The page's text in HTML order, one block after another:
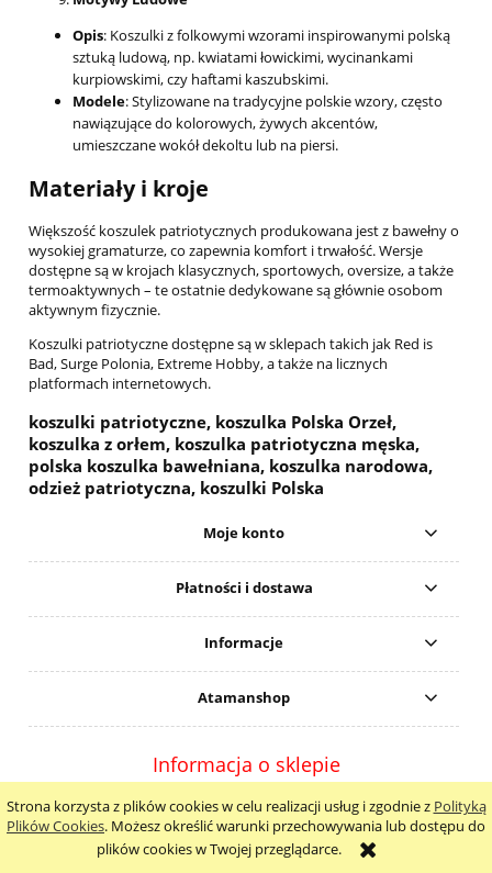
Strona korzysta z plików cookies w celu realizacji usług i zgodnie z Polityką
Plików Cookies. Możesz określić warunki przechowywania lub dostępu do
plików cookies w Twojej przeglądarce.
Opis: Koszulki z folkowymi wzorami inspirowanymi polską
sztuką ludową, np. kwiatami łowickimi, wycinankami
kurpiowskimi, czy haftami kaszubskimi.
Modele: Stylizowane na tradycyjne polskie wzory, często
nawiązujące do kolorowych, żywych akcentów,
umieszczane wokół dekoltu lub na piersi.
Materiały i kroje
Większość koszulek patriotycznych produkowana jest z bawełny o
wysokiej gramaturze, co zapewnia komfort i trwałość. Wersje
dostępne są w krojach klasycznych, sportowych, oversize, a także
termoaktywnych – te ostatnie dedykowane są głównie osobom
aktywnym fizycznie.
Koszulki patriotyczne dostępne są w sklepach takich jak Red is
Bad, Surge Polonia, Extreme Hobby, a także na licznych
platformach internetowych.
koszulki patriotyczne, koszulka Polska Orzeł,
koszulka z orłem, koszulka patriotyczna męska,
polska koszulka bawełniana, koszulka narodowa,
odzież patriotyczna, koszulki Polska
Moje konto
Płatności i dostawa
Informacje
Atamanshop
Informacja o sklepie
Rzeszów 35-001 | e-mail:ataman.shop@spoko.pl